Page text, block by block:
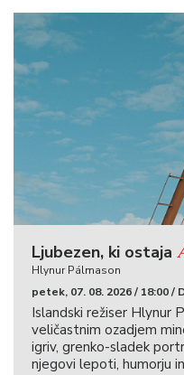
Ljubezen, ki ostaja
Hlynur Pálmason
petek, 07. 08. 2026 / 18:00 /
Islandski režiser Hlynur
veličastnim ozadjem
igriv, grenko-sladek
njegovi lepoti, humorju